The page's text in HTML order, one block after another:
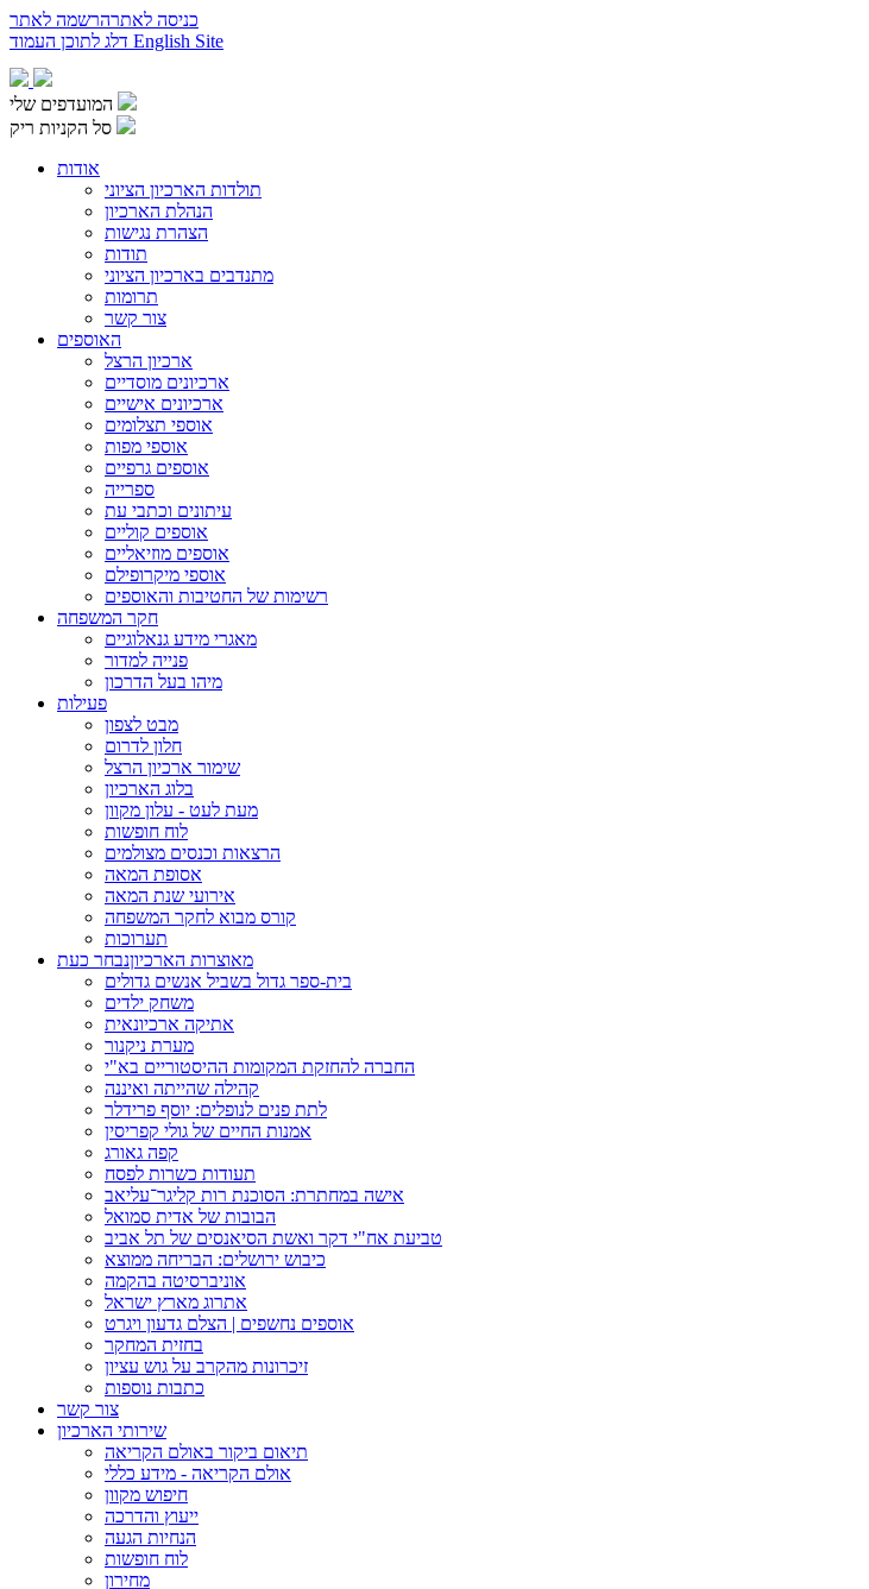
כניסה לאתרהרשמה לאתר
English Site
המועדפים שלי
סל הקניות ריק
אודות
תולדות הארכיון הציוני
הנהלת הארכיון
הצהרת נגישות
תודות
מתנדבים בארכיון הציוני
תרומות
צור קשר
האוספים
ארכיון הרצל
ארכיונים מוסדיים
ארכיונים אישיים
אוספי תצלומים
אוספי מפות
אוספים גרפיים
ספרייה
עיתונים וכתבי עת
אוספים קוליים
אוספים מוזיאליים
אוספי מיקרופילם
רשימות של החטיבות והאוספים
חקר המשפחה
מאגרי מידע גנאלוגיים
פנייה למדור
מיהו בעל הדרכון
פעילות
מבט לצפון
חלון לדרום
שימור ארכיון הרצל
בלוג הארכיון
מעת לעט - עלון מקוון
לוח חופשות
הרצאות וכנסים מצולמים
אסופת המאה
אירועי שנת המאה
קורס מבוא לחקר המשפחה
תערוכות
מאוצרות הארכיוןנבחר כעת
בית-ספר גדול בשביל אנשים גדולים
משחק ילדים
אתיקה ארכיונאית
מערת ניקנור
החברה להחזקת המקומות ההיסטוריים בא"י
קהילה שהייתה ואיננה
לתת פנים לנופלים: יוסף פרידלר
אמנות החיים של גולי קפריסין
קפה גאורג
תעודות כשרות לפסח
אישה במחתרת: הסוכנת רות קליגר־עליאב
הבובות של אדית סמואל
טביעת אח"י דקר ואשת הסיאנסים של תל אביב
כיבוש ירושלים: הבריחה ממוצא
אוניברסיטה בהקמה
אתרוג מארץ ישראל
אוספים נחשפים | הצלם גדעון ויגרט
בחזית המחקר
זיכרונות מהקרב על גוש עציון
כתבות נוספות
צור קשר
שירותי הארכיון
תיאום ביקור באולם הקריאה
אולם הקריאה - מידע כללי
חיפוש מקוון
ייעוץ והדרכה
הנחיות הגעה
לוח חופשות
מחירון